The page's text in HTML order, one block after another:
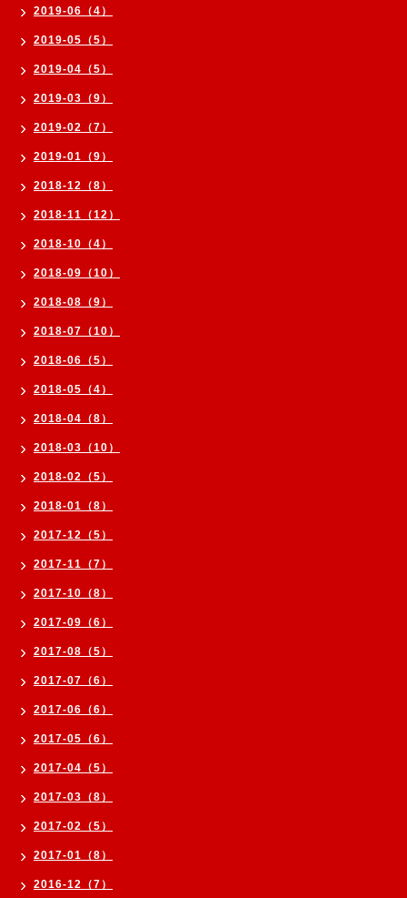
2019-06（4）
2019-05（5）
2019-04（5）
2019-03（9）
2019-02（7）
2019-01（9）
2018-12（8）
2018-11（12）
2018-10（4）
2018-09（10）
2018-08（9）
2018-07（10）
2018-06（5）
2018-05（4）
2018-04（8）
2018-03（10）
2018-02（5）
2018-01（8）
2017-12（5）
2017-11（7）
2017-10（8）
2017-09（6）
2017-08（5）
2017-07（6）
2017-06（6）
2017-05（6）
2017-04（5）
2017-03（8）
2017-02（5）
2017-01（8）
2016-12（7）